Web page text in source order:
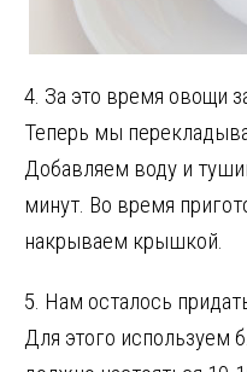
4. За это время овощи
Теперь мы
Добавляем воду и
минут. Во время
накрываем крышкой.
5. Нам осталось
Для этого используем